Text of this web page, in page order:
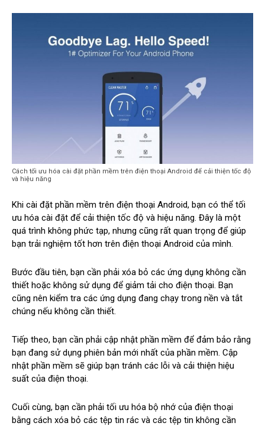
Cách tối ưu hóa cài đặt phần mềm trên điện thoại Android để cải thiện tốc độ
và hiệu năng
Khi cài đặt phần mềm trên điện thoại Android, bạn có thể tối
ưu hóa cài đặt để cải thiện tốc độ và hiệu năng. Đây là một
quá trình không phức tạp, nhưng cũng rất quan trọng để giúp
bạn trải nghiệm tốt hơn trên điện thoại Android của mình.
Bước đầu tiên, bạn cần phải xóa bỏ các ứng dụng không cần
thiết hoặc không sử dụng để giảm tải cho điện thoại. Bạn
cũng nên kiểm tra các ứng dụng đang chạy trong nền và tắt
chúng nếu không cần thiết.
Tiếp theo, bạn cần phải cập nhật phần mềm để đảm bảo rằng
bạn đang sử dụng phiên bản mới nhất của phần mềm. Cập
nhật phần mềm sẽ giúp bạn tránh các lỗi và cải thiện hiệu
suất của điện thoại.
Cuối cùng, bạn cần phải tối ưu hóa bộ nhớ của điện thoại
bằng cách xóa bỏ các tệp tin rác và các tệp tin không cần